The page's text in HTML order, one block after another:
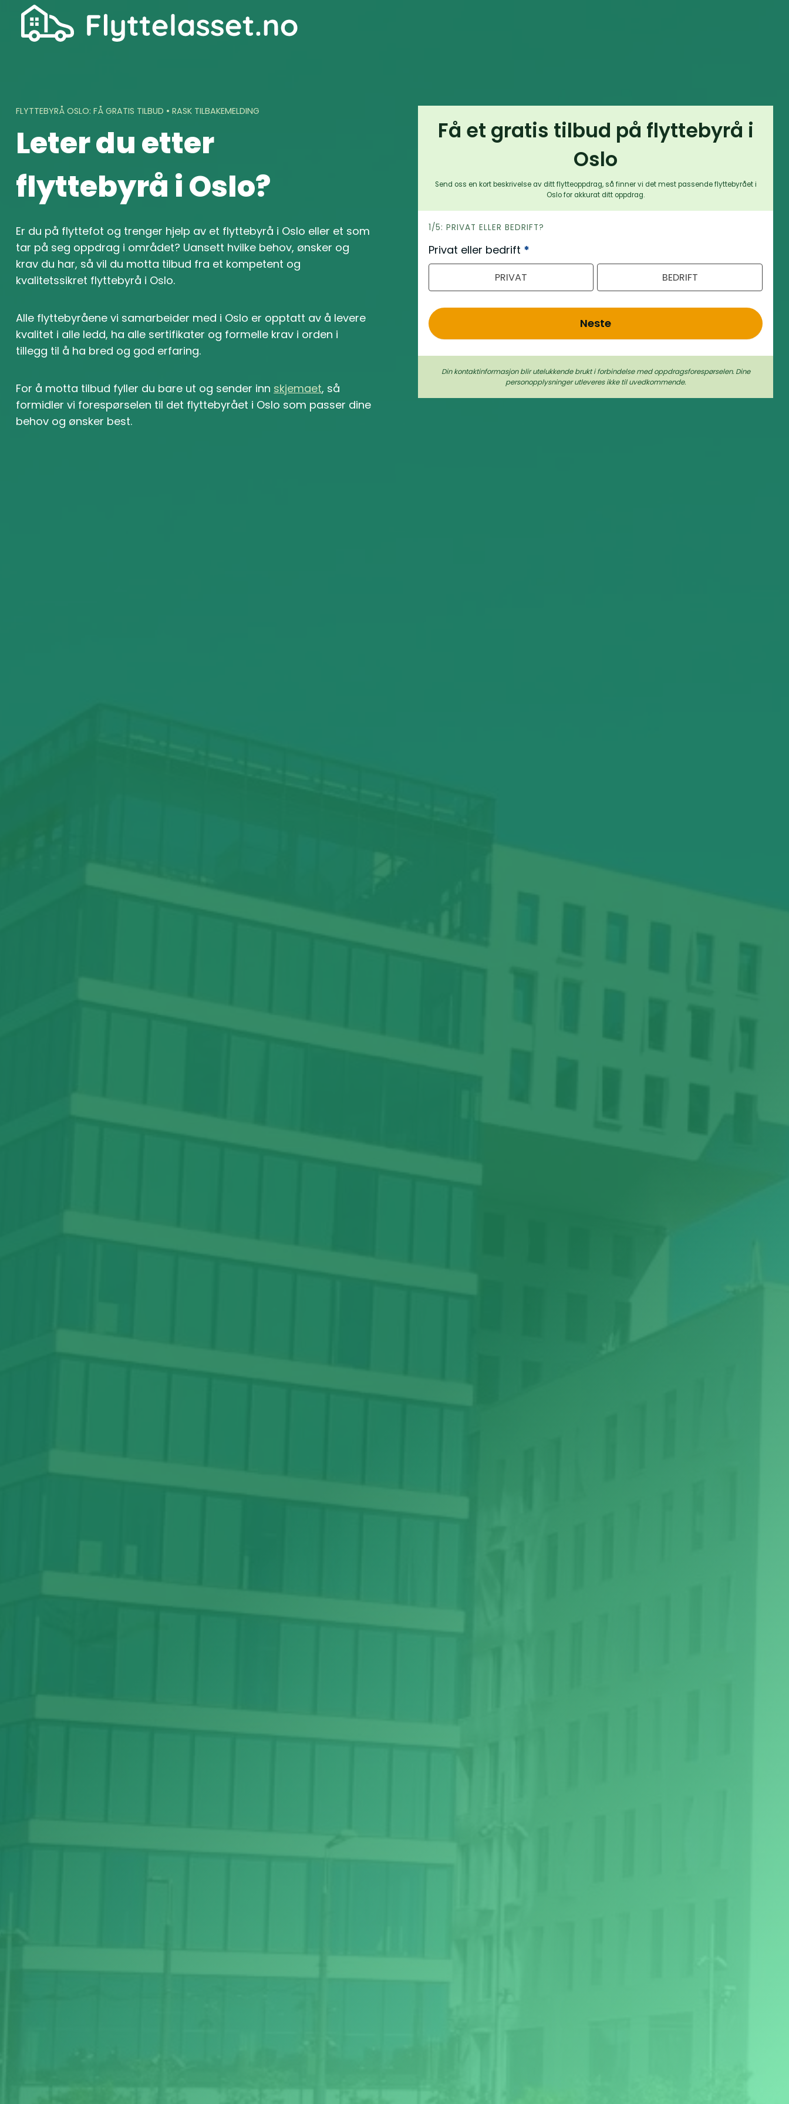
content
FLYTTEBYRÅ OSLO: FÅ GRATIS TILBUD • RASK TILBAKEMELDING
Leter du etter
flyttebyrå i Oslo?
Er du på flyttefot og trenger hjelp av et flyttebyrå i Oslo eller et som
tar på seg oppdrag i området? Uansett hvilke behov, ønsker og
krav du har, så vil du motta tilbud fra et kompetent og
kvalitetssikret flyttebyrå i Oslo.
Alle flyttebyråene vi samarbeider med i Oslo er opptatt av å levere
kvalitet i alle ledd, ha alle sertifikater og formelle krav i orden i
tillegg til å ha bred og god erfaring.
For å motta tilbud fyller du bare ut og sender inn skjemaet, så
formidler vi forespørselen til det flyttebyrået i Oslo som passer dine
behov og ønsker best.
Få et gratis tilbud på flyttebyrå i
Oslo
Send oss en kort beskrivelse av ditt flytteoppdrag, så finner vi det mest passende flyttebyrået i
Oslo for akkurat ditt oppdrag.
h
e
r
1/5: PRIVAT ELLER BEDRIFT?
Privat eller bedrift *
PRIVAT BEDRIFT
Neste
Din kontaktinformasjon blir utelukkende brukt i forbindelse med oppdragsforespørselen. Dine
personopplysninger utleveres ikke til uvedkommende.